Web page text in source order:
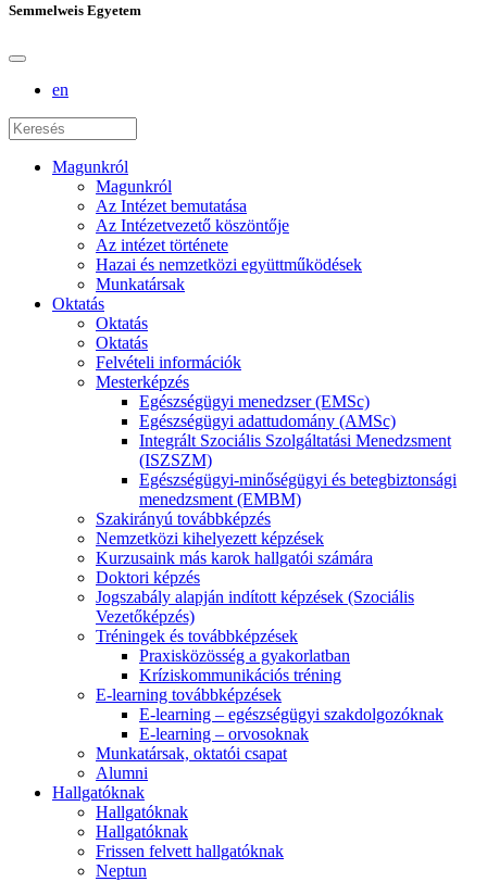
Semmelweis Egyetem
en
Magunkról
Magunkról
Az Intézet bemutatása
Az Intézetvezető köszöntője
Az intézet története
Hazai és nemzetközi együttműködések
Munkatársak
Oktatás
Oktatás
Oktatás
Felvételi információk
Mesterképzés
Egészségügyi menedzser (EMSc)
Egészségügyi adattudomány (AMSc)
Integrált Szociális Szolgáltatási Menedzsment
(ISZSZM)
Egészségügyi-minőségügyi és betegbiztonsági
menedzsment (EMBM)
Szakirányú továbbképzés
Nemzetközi kihelyezett képzések
Kurzusaink más karok hallgatói számára
Doktori képzés
Jogszabály alapján indított képzések (Szociális
Vezetőképzés)
Tréningek és továbbképzések
Praxisközösség a gyakorlatban
Kríziskommunikációs tréning
E-learning továbbképzések
E-learning – egészségügyi szakdolgozóknak
E-learning – orvosoknak
Munkatársak, oktatói csapat
Alumni
Hallgatóknak
Hallgatóknak
Hallgatóknak
Frissen felvett hallgatóknak
Neptun